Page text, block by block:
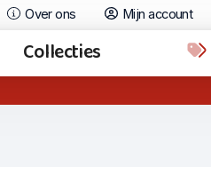
Over ons Mijn account
Collecties